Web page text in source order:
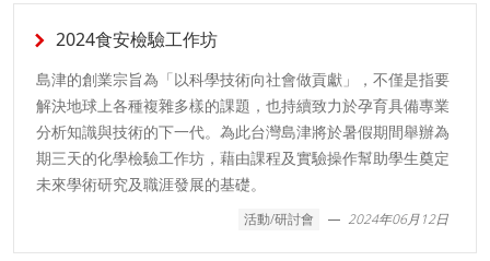
2024食安檢驗工作坊
島津的創業宗旨為「以科學技術向社會做貢獻」，不僅是指要
解決地球上各種複雜多樣的課題，也持續致力於孕育具備專業
分析知識與技術的下一代。為此台灣島津將於暑假期間舉辦為
期三天的化學檢驗工作坊，藉由課程及實驗操作幫助學生奠定
未來學術研究及職涯發展的基礎。
活動/研討會 2024年06月12日